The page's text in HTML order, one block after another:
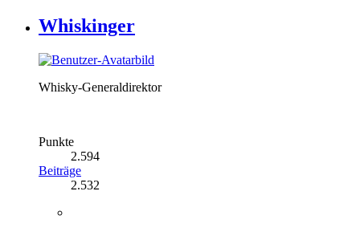
Whiskinger
Whisky-Generaldirektor
Punkte
2.594
Beiträge
2.532